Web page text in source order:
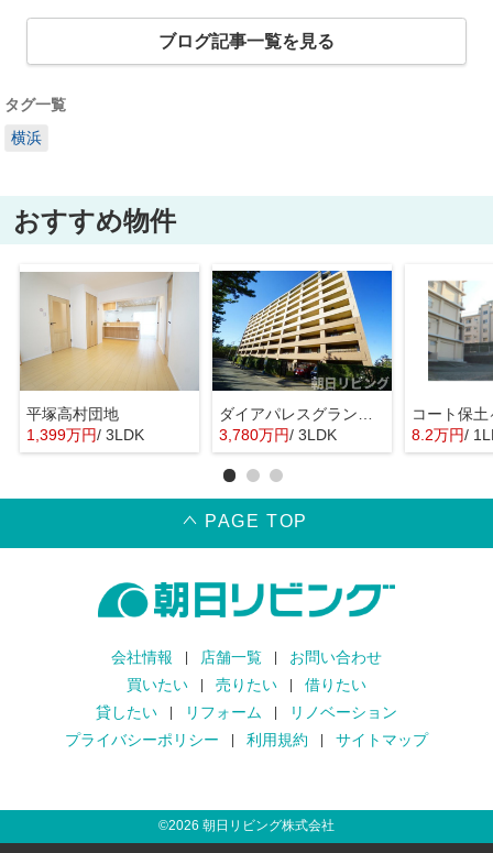
ブログ記事一覧を見る
タグ一覧
横浜
おすすめ物件
平塚高村団地
1,399万円/ 3LDK
3,780万円/ 3LDK
コート保
8.2万円/
PAGE TOP
会社情報 店舗一覧
お問い合わせ
買いたい
売りたい
借りたい
貸したい
リフォーム
リノベーション
プライバシーポリシー
利用規約 サイトマップ
©2026 朝日リビング株式会社